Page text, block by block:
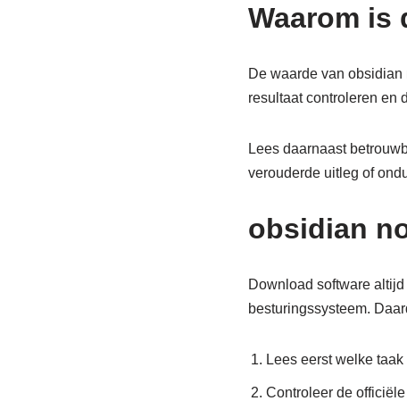
Waarom is
De waarde van
resultaat controleren en
Lees daarnaast
verouderde uitleg of
obsidian
Download software
besturingssysteem.
Lees eerst welke
Controleer de